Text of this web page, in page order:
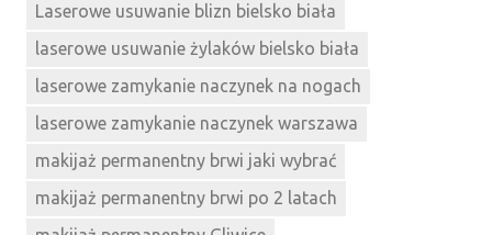
Laserowe usuwanie blizn bielsko biała
laserowe usuwanie żylaków bielsko biała
laserowe zamykanie naczynek na nogach
laserowe zamykanie naczynek warszawa
makijaż permanentny brwi jaki wybrać
makijaż permanentny brwi po 2 latach